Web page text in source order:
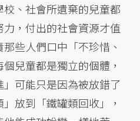
、社會所遺棄的兒童都
，付出的社會資源才值
些人們口中「不珍惜、
兒童都是獨立的個體，
可能只是因為被放錯了
放到「鐵罐類回收」，